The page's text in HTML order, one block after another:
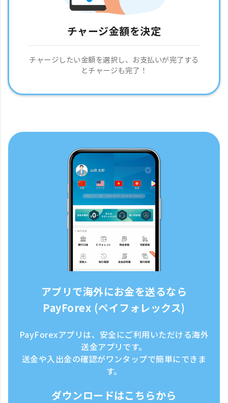
チャージ金額を決定
チャージしたい金額を選択し、お支払いが完了する
とチャージも完了！
アプリで海外にお金を送るなら
PayForex (ペイフォレックス)
PayForexアプリは、安全にご利用いただける海外
送金アプリです。
送金や入出金の確認がワンタップで簡単にできま
す。
ダウンロードはこちらから